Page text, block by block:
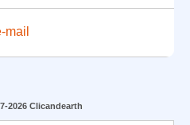
mail
2026 Clicandearth